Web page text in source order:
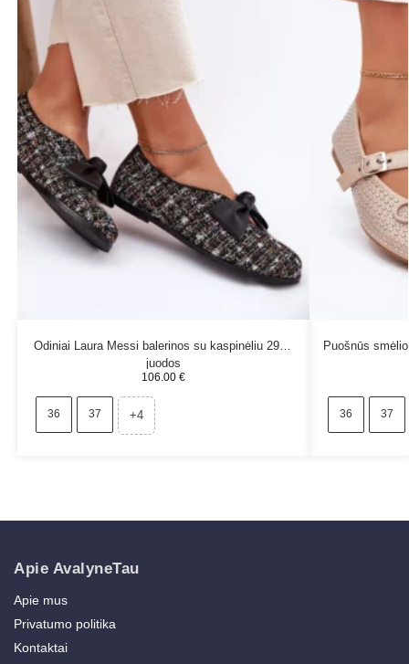
Odiniai Laura Messi balerinos su kaspinėliu 2921
juodos
106.00 €
36 37 +4
Puošnūs
36 37
Apie AvalyneTau
Apie mus
Privatumo politika
Kontaktai